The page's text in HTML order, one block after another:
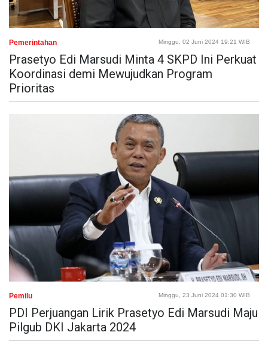
Pemerintahan Minggu, 02 Juni 2024 19:21 WIB
Prasetyo Edi Marsudi Minta 4 SKPD Ini Perkuat
Koordinasi demi Mewujudkan Program
Prioritas
Pemilu Minggu, 23 Juni 2024 01:30 WIB
PDI Perjuangan Lirik Prasetyo Edi Marsudi Maju
Pilgub DKI Jakarta 2024